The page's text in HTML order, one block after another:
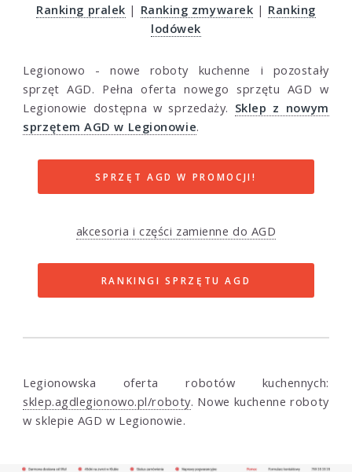
Ranking pralek | Ranking zmywarek | Ranking
lodówek
Legionowo - nowe roboty kuchenne i pozostały
sprzęt AGD. Pełna oferta nowego sprzętu AGD w
Legionowie dostępna w sprzedaży. Sklep z nowym
sprzętem AGD w Legionowie.
SPRZĘT AGD W PROMOCJI!
akcesoria i części zamienne do AGD
RANKINGI SPRZĘTU AGD
Legionowska oferta robotów kuchennych:
sklep.agdlegionowo.pl/roboty. Nowe kuchenne roboty
w sklepie AGD w Legionowie.